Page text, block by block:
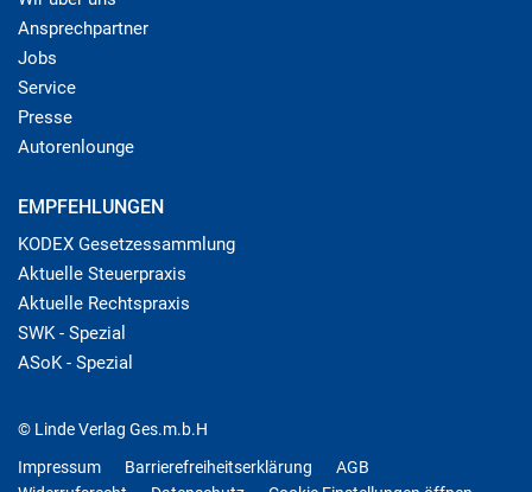
Ansprechpartner
Jobs
Service
Presse
Autorenlounge
EMPFEHLUNGEN
KODEX Gesetzessammlung
Aktuelle Steuerpraxis
Aktuelle Rechtspraxis
SWK - Spezial
ASoK - Spezial
© Linde Verlag Ges.m.b.H
Impressum
Barrierefreiheitserklärung
AGB